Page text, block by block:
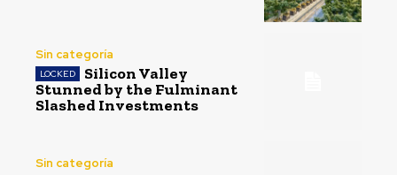
Sin categoría
Silicon Valley
Stunned by the Fulminant
Slashed Investments
Sin categoría